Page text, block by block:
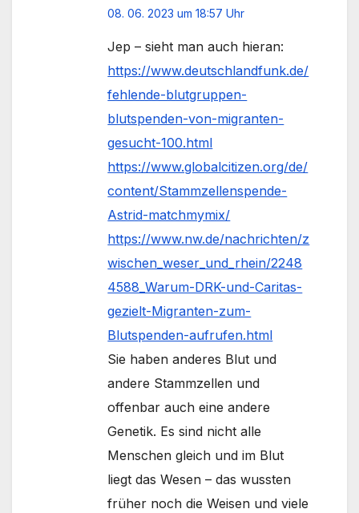
08. 06. 2023 um 18:57 Uhr
Jep – sieht man auch hieran:
https://www.deutschlandfunk.de/
fehlende-blutgruppen-
blutspenden-von-migranten-
gesucht-100.html
https://www.globalcitizen.org/de/
content/Stammzellenspende-
Astrid-matchmymix/
https://www.nw.de/nachrichten/z
wischen_weser_und_rhein/2248
4588_Warum-DRK-und-Caritas-
gezielt-Migranten-zum-
Blutspenden-aufrufen.html
Sie haben anderes Blut und
andere Stammzellen und
offenbar auch eine andere
Genetik. Es sind nicht alle
Menschen gleich und im Blut
liegt das Wesen – das wussten
früher noch die Weisen und viele